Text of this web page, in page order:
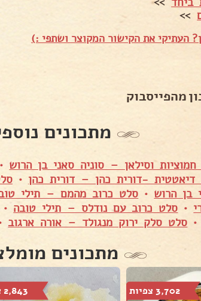
>>
העתיקי את הקישור המקוצר ושתפי :)
מהפייסבוק
מתכונים
וסילאן – סוניה סאני בן הרוש •
דיאטטית -דורית כהן – דורית כהן •
בן הרוש • סלט כרוב מהמם – תילי
• סלט כרוב עם נודלס – תילי טובה •
• סלט סלק ירוק מנגולד – אורה ארגוב
מתכונים
3,702 צפיות 2,843 צפיות